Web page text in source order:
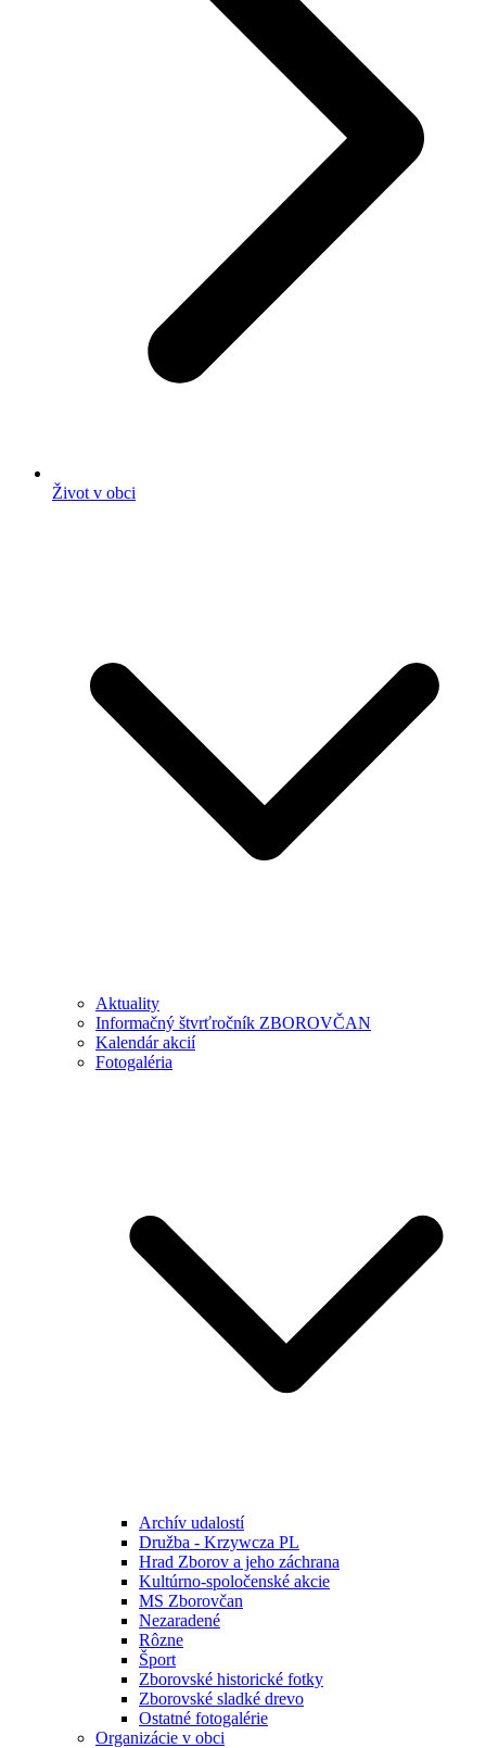
Život v obci
Aktuality
Informačný štvrťročník ZBOROVČAN
Kalendár akcií
Fotogaléria
Archív udalostí
Družba - Krzywcza PL
Hrad Zborov a jeho záchrana
Kultúrno-spoločenské akcie
MS Zborovčan
Nezaradené
Rôzne
Šport
Zborovské historické fotky
Zborovské sladké drevo
Ostatné fotogalérie
Organizácie v obci